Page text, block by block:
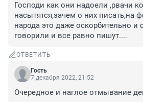
Господи как они надоели ,рвачи
насытятся,зачем о них писать,на
народа это даже оскорбительно и
говорили и все равно пишут....
ОТВЕТИТЬ
Гость
7 декабря 2022, 21:52
Очередное и наглое отмывание